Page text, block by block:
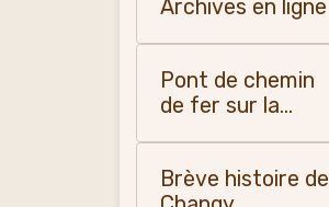
Archives en ligne
Pont de chemin
de fer sur la
Brève histoire de